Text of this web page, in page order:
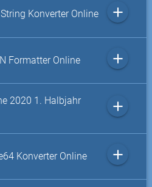
Konverter Online add
Formatter Online add
2020 1. Halbjahr
add
Konverter Online add